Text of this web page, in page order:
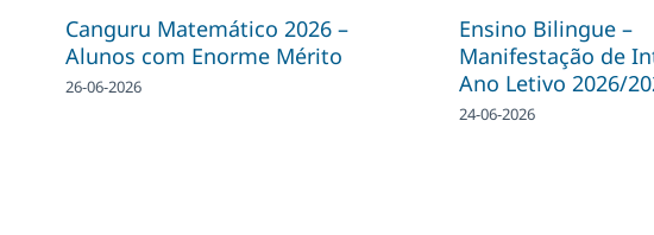
Canguru Matemático 2026 –
Alunos com Enorme Mérito
26-06-2026
Ensino Bilingue –
Manifestação de
Ano Letivo 2026/
24-06-2026